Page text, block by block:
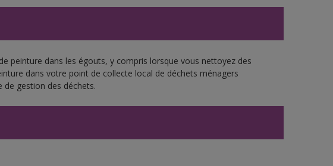
peinture dans les égouts, y compris lorsque vous nettoyez des
dans votre point de collecte local de déchets ménagers
gestion des déchets.